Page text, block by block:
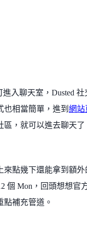
入聊天室，Dusted 社
也相當簡單，進到 網站
區，就可以進去聊天了
來點幾下還能拿到額外
個 Mon，回頭想想官
點補充管道。